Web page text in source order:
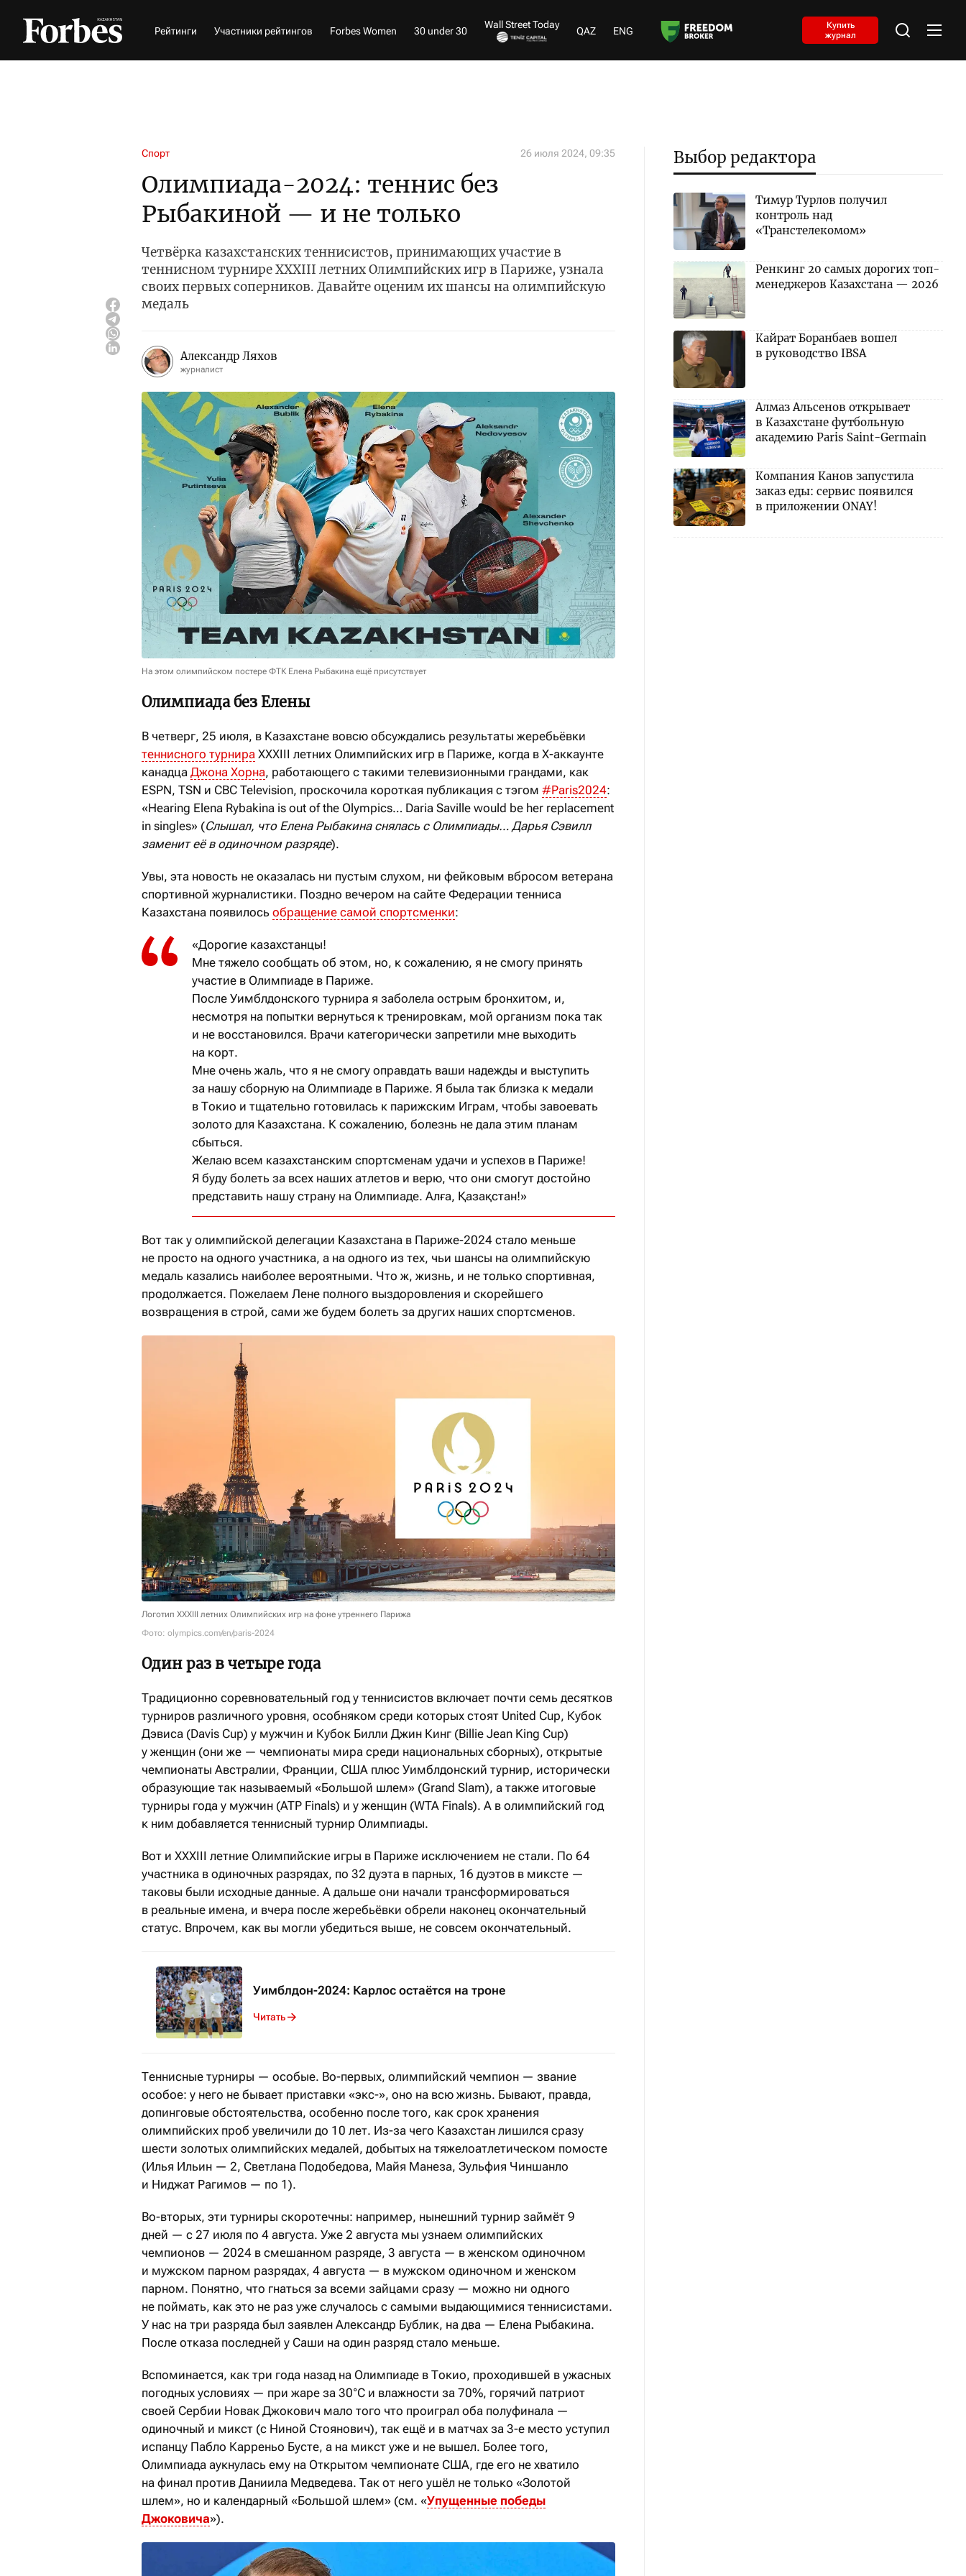
Рейтинги Участники рейтингов Forbes Women 30 under 30
Wall Street Today
QAZ ENG
Купить
журнал
Спорт 26 июля 2024, 09:35
Олимпиада-2024: теннис без
Рыбакиной — и не только
Четвёрка казахстанских теннисистов, принимающих участие в
теннисном турнире XXXIII летних Олимпийских игр в Париже, узнала
своих первых соперников. Давайте оценим их шансы на олимпийскую
медаль
Александр Ляхов
журналист
На этом олимпийском постере ФТК Елена Рыбакина ещё присутствует
Олимпиада без Елены
В четверг, 25 июля, в Казахстане вовсю обсуждались результаты жеребьёвки
теннисного турнира XXXIII летних Олимпийских игр в Париже, когда в X-аккаунте
канадца Джона Хорна, работающего с такими телевизионными грандами, как
ESPN, TSN и CBC Television, проскочила короткая публикация с тэгом #Paris2024:
«Hearing Elena Rybakina is out of the Olympics… Daria Saville would be her replacement
in singles» (Слышал, что Елена Рыбакина снялась с Олимпиады… Дарья Сэвилл
заменит её в одиночном разряде).
Увы, эта новость не оказалась ни пустым слухом, ни фейковым вбросом ветерана
спортивной журналистики. Поздно вечером на сайте Федерации тенниса
Казахстана появилось обращение самой спортсменки:
«Дорогие казахстанцы!
Мне тяжело сообщать об этом, но, к сожалению, я не смогу принять
участие в Олимпиаде в Париже.
После Уимблдонского турнира я заболела острым бронхитом, и,
несмотря на попытки вернуться к тренировкам, мой организм пока так
и не восстановился. Врачи категорически запретили мне выходить
на корт.
Мне очень жаль, что я не смогу оправдать ваши надежды и выступить
за нашу сборную на Олимпиаде в Париже. Я была так близка к медали
в Токио и тщательно готовилась к парижским Играм, чтобы завоевать
золото для Казахстана. К сожалению, болезнь не дала этим планам
сбыться.
Желаю всем казахстанским спортсменам удачи и успехов в Париже!
Я буду болеть за всех наших атлетов и верю, что они смогут достойно
представить нашу страну на Олимпиаде. Алға, Қазақстан!»
Вот так у олимпийской делегации Казахстана в Париже-2024 стало меньше
не просто на одного участника, а на одного из тех, чьи шансы на олимпийскую
медаль казались наиболее вероятными. Что ж, жизнь, и не только спортивная,
продолжается. Пожелаем Лене полного выздоровления и скорейшего
возвращения в строй, сами же будем болеть за других наших спортсменов.
Логотип XXXIII летних Олимпийских игр на фоне утреннего Парижа
Фото: olympics.com/en/paris-2024
Один раз в четыре года
Традиционно соревновательный год у теннисистов включает почти семь десятков
турниров различного уровня, особняком среди которых стоят United Cup, Кубок
Дэвиса (Davis Cup) у мужчин и Кубок Билли Джин Кинг (Billie Jean King Cup)
у женщин (они же — чемпионаты мира среди национальных сборных), открытые
чемпионаты Австралии, Франции, США плюс Уимблдонский турнир, исторически
образующие так называемый «Большой шлем» (Grand Slam), а также итоговые
турниры года у мужчин (ATP Finals) и у женщин (WTA Finals). А в олимпийский год
к ним добавляется теннисный турнир Олимпиады.
Вот и XXXIII летние Олимпийские игры в Париже исключением не стали. По 64
участника в одиночных разрядах, по 32 дуэта в парных, 16 дуэтов в миксте —
таковы были исходные данные. А дальше они начали трансформироваться
в реальные имена, и вчера после жеребьёвки обрели наконец окончательный
статус. Впрочем, как вы могли убедиться выше, не совсем окончательный.
Уимблдон-2024: Карлос остаётся на троне
Читать
Теннисные турниры — особые. Во-первых, олимпийский чемпион — звание
особое: у него не бывает приставки «экс-», оно на всю жизнь. Бывают, правда,
допинговые обстоятельства, особенно после того, как срок хранения
олимпийских проб увеличили до 10 лет. Из-за чего Казахстан лишился сразу
шести золотых олимпийских медалей, добытых на тяжелоатлетическом помосте
(Илья Ильин — 2, Светлана Подобедова, Майя Манеза, Зульфия Чиншанло
и Ниджат Рагимов — по 1).
Во-вторых, эти турниры скоротечны: например, нынешний турнир займёт 9
дней — с 27 июля по 4 августа. Уже 2 августа мы узнаем олимпийских
чемпионов — 2024 в смешанном разряде, 3 августа — в женском одиночном
и мужском парном разрядах, 4 августа — в мужском одиночном и женском
парном. Понятно, что гнаться за всеми зайцами сразу — можно ни одного
не поймать, как это не раз уже случалось с самыми выдающимися теннисистами.
У нас на три разряда был заявлен Александр Бублик, на два — Елена Рыбакина.
После отказа последней у Саши на один разряд стало меньше.
Вспоминается, как три года назад на Олимпиаде в Токио, проходившей в ужасных
погодных условиях — при жаре за 30°C и влажности за 70%, горячий патриот
своей Сербии Новак Джокович мало того что проиграл оба полуфинала —
одиночный и микст (с Ниной Стоянович), так ещё и в матчах за 3-е место уступил
испанцу Пабло Карреньо Бусте, а на микст уже и не вышел. Более того,
Олимпиада аукнулась ему на Открытом чемпионате США, где его не хватило
на финал против Даниила Медведева. Так от него ушёл не только «Золотой
шлем», но и календарный «Большой шлем» (см. «Упущенные победы
Джоковича»).
Выбор редактора
Тимур Турлов получил
контроль над
«Транстелекомом»
Ренкинг 20 самых дорогих топ-
менеджеров Казахстана — 2026
Кайрат Боранбаев вошел
в руководство IBSA
Алмаз Альсенов открывает
в Казахстане футбольную
академию Paris Saint-Germain
Компания Канов запустила
заказ еды: сервис появился
в приложении ONAY!